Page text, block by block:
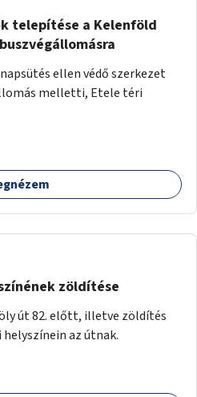
telepítése a Kelenföld
ellen védő szerkezet
melletti, Etele téri
zöldítése
út 82. előtt, illetve zöldítés
az útnak.